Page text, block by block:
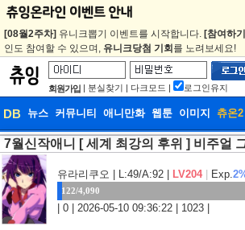
[08월2주차] 유니크뽑기 이벤트를 시작합니다. [참여하
인도 참여할 수 있으며, 유니크당첨 기회 를 노려보세요!
회원가입 | 분실찾기 | 다크모드 | 로그인유지
DB 뉴스 커뮤니티 애니만화 웹툰 이미지 츄온2
DB 뉴스 커뮤니티
웹툰 이미지 츄온2
7월신작애니 [ 세계 최강의 후위 ] 비주얼
유라리쿠오 | L:49/A:92 | LV204 Exp.
122/4,090
| 0 | 2026-05-10 09:36:22 | 1023 |